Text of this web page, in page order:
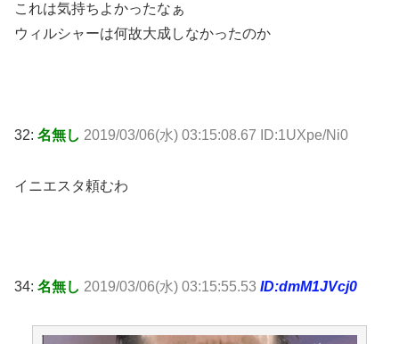
これは気持ちよかったなぁ
ウィルシャーは何故大成しなかったのか
32: 名無し 2019/03/06(水) 03:15:08.67 ID:1UXpe/Ni0
イニエスタ頼むわ
34: 名無し 2019/03/06(水) 03:15:55.53 ID:dmM1JVcj0